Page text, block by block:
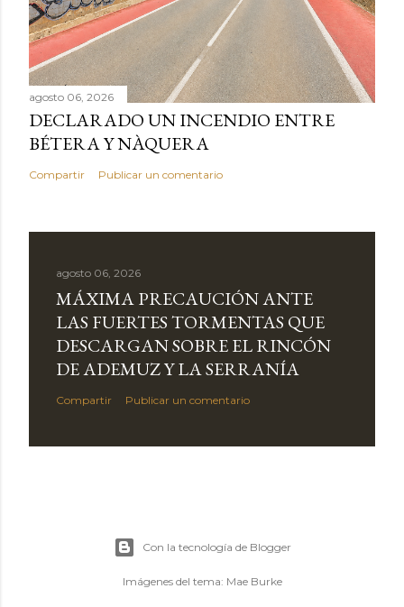
agosto 06, 2026
DECLARADO UN INCENDIO ENTRE
BÉTERA Y NÀQUERA
Compartir Publicar un comentario
agosto 06, 2026
MÁXIMA PRECAUCIÓN ANTE
LAS FUERTES TORMENTAS QUE
DESCARGAN SOBRE EL RINCÓN
DE ADEMUZ Y LA SERRANÍA
Compartir Publicar un comentario
Con la tecnología de Blogger
Imágenes del tema: Mae Burke